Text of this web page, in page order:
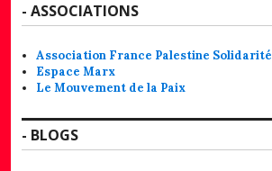
- ASSOCIATIONS
Association France Palestine Solidarité
Espace Marx
Le Mouvement de la Paix
- BLOGS